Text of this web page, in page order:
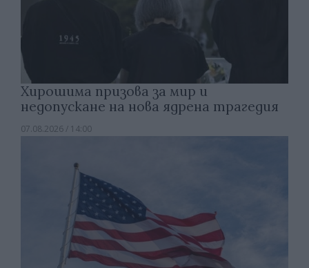
Хирошима призова за мир и
недопускане на нова ядрена трагедия
07.08.2026 / 14:00